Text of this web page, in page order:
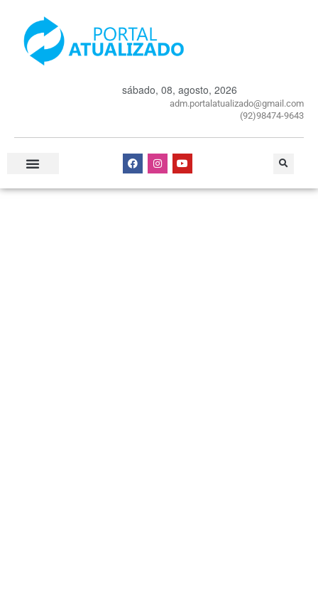
sábado, 08, agosto, 2026
adm.portalatualizado@gmail.com
(92)98474-9643